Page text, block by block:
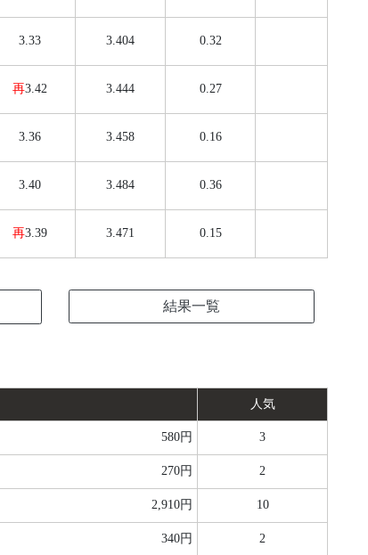
3.33 3.404 0.32
再3.42 3.444 0.27
3.36 3.458 0.16
3.40 3.484 0.36
再3.39 3.471 0.15
結果一覧
人気
580円 3
270円 2
2,910円 10
340円 2